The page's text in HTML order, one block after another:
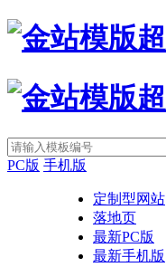
PC版 手机版
定制型网站
落地页
最新PC版
最新手机版